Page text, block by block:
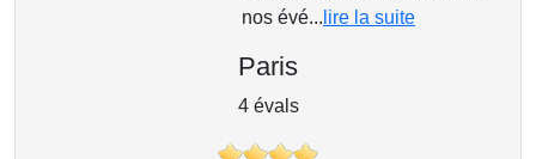
nos évé... lire la suite
Paris
4 évals